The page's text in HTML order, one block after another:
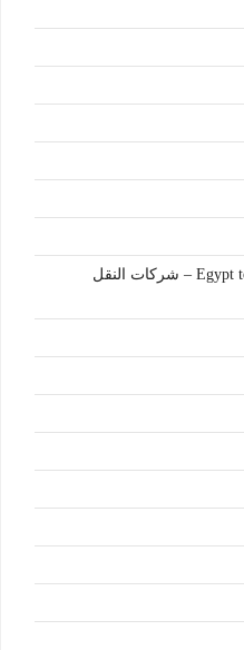
Egypt tourism transportation companies – شركات النقل